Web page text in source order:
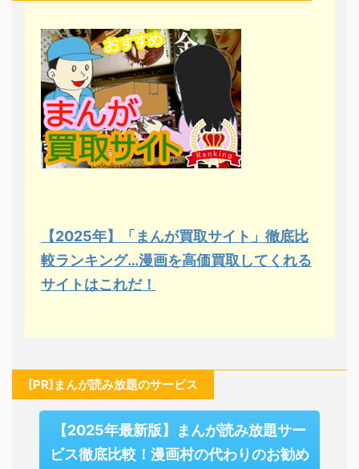
【2025年】「まんが買取サイト」徹底比
較ランキング…漫画を高価買取してくれる
サイトはこれだ！
[PR]まんが読み放題のサービス
【2025年最新版】まんが読み放題サー
ビス徹底比較！漫画村の代わりのお勧め